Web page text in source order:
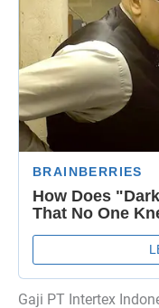
Gaji PT Intertex